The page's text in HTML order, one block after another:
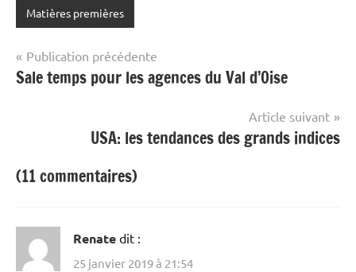
Matières premières
Navigation
de
Publication précédente
Sale temps pour les agences du Val d’Oise
Article suivant
USA: les tendances des grands indices
(11 commentaires)
Renate dit :
25 janvier 2019 à 21:54